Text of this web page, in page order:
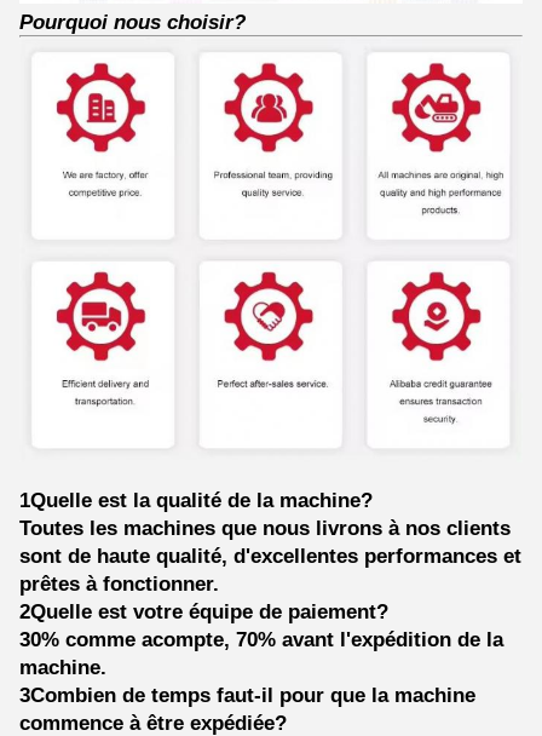
Pourquoi nous choisir?
1Quelle est la qualité de la machine?
Toutes les machines que nous livrons à nos clients
sont de haute qualité, d'excellentes performances et
prêtes à fonctionner.
2Quelle est votre équipe de paiement?
30% comme acompte, 70% avant l'expédition de la
machine.
3Combien de temps faut-il pour que la machine
commence à être expédiée?